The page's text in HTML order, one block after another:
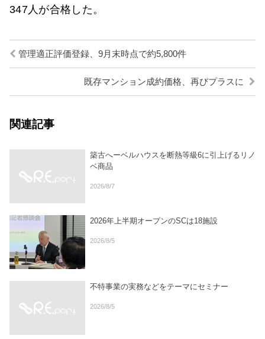
347人が合格した。
管理適正評価登録、9月末時点で約5,800件
既存マンション成約価格、再びプラスに
関連記事
築古へーベルハウスを断熱等級6に引上げるリノ
ベ商品
2026/8/7
2026年上半期オープンのSCは18施設
2026/8/5
不特事業の実務などをテーマにセミナー
2026/8/5